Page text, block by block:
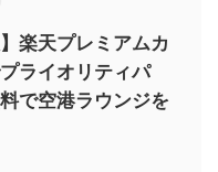
】楽天プレミアムカ
ライオリティパ
で空港ラウンジを